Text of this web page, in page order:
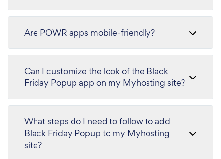
Are POWR apps mobile-friendly?
Can I customize the look of the Black
Friday Popup app on my Myhosting site?
What steps do I need to follow to add
Black Friday Popup to my Myhosting
site?